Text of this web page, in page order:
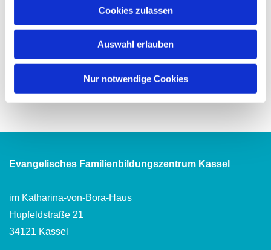
Cookies zulassen
Auswahl erlauben
Nur notwendige Cookies
Evangelisches Familienbildungszentrum Kassel
im Katharina-von-Bora-Haus
Hupfeldstraße 21
34121 Kassel